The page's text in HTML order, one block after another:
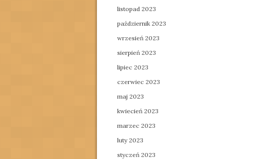
listopad 2023
październik 2023
wrzesień 2023
sierpień 2023
lipiec 2023
czerwiec 2023
maj 2023
kwiecień 2023
marzec 2023
luty 2023
styczeń 2023